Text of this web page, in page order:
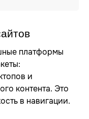
платформы
и
контента. Это
в навигации.